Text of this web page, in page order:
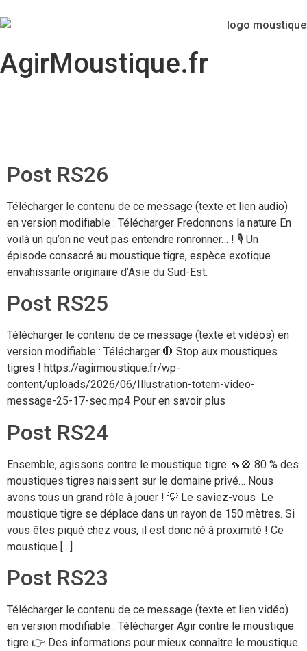
AgirMoustique.fr
Post RS26
Télécharger le contenu de ce message (texte et lien audio)
en version modifiable : Télécharger Fredonnons la nature En
voilà un qu’on ne veut pas entendre ronronner… ! 🎙️ Un
épisode consacré au moustique tigre, espèce exotique
envahissante originaire d’Asie du Sud-Est.
Post RS25
Télécharger le contenu de ce message (texte et vidéos) en
version modifiable : Télécharger 🛑 Stop aux moustiques
tigres ! https://agirmoustique.fr/wp-
content/uploads/2026/06/Illustration-totem-video-
message-25-17-sec.mp4 Pour en savoir plus
Post RS24
Ensemble, agissons contre le moustique tigre 🦟🚫 80 % des
moustiques tigres naissent sur le domaine privé… Nous
avons tous un grand rôle à jouer ! 💡 Le saviez-vous Le
moustique tigre se déplace dans un rayon de 150 mètres. Si
vous êtes piqué chez vous, il est donc né à proximité ! Ce
moustique […]
Post RS23
Télécharger le contenu de ce message (texte et lien vidéo)
en version modifiable : Télécharger Agir contre le moustique
tigre 👉 Des informations pour mieux connaître le moustique